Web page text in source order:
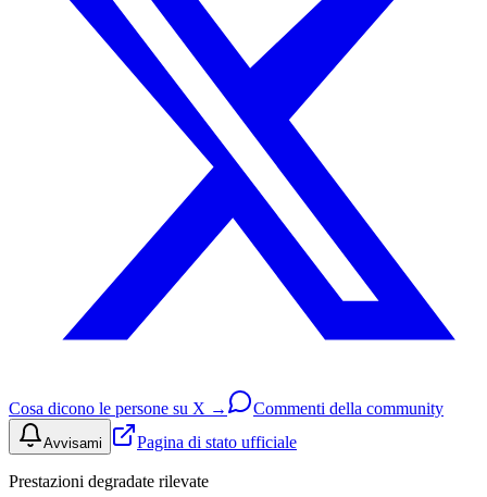
Cosa dicono le persone su X → Commenti della community
Avvisami Pagina di stato ufficiale
Prestazioni degradate rilevate